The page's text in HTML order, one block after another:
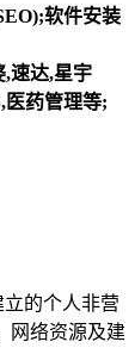
软件安装
,速达,星宇
医药管理等;
立的个人非营
网络资源及建